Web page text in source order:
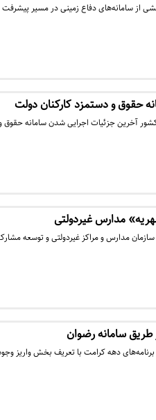
از سامانه‌های دفاع زمینی در مسیر پیشرفت
حقوق و دستمزد کارکنان دولت
آخرین جزئیات اجرایی شدن سامانه حقوق
مدارس غیردولتی
مدارس و مراکز غیردولتی و توسعه
طریق سامانه رضوان
دهه کرامت با تعریف بخش واریز